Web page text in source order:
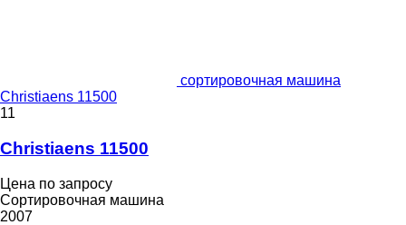
сортировочная машина
Christiaens 11500
11
Christiaens 11500
Цена по запросу
Сортировочная машина
2007